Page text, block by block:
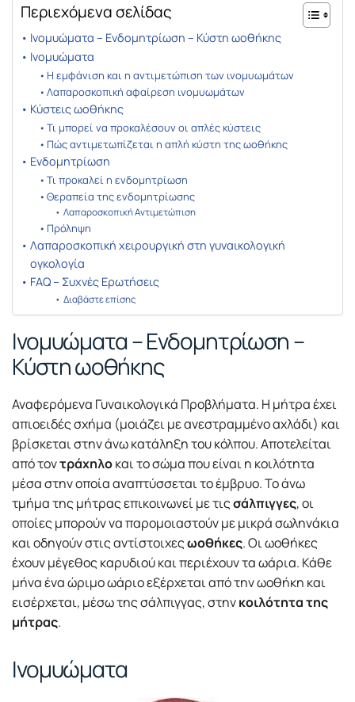
Περιεχόμενα σελίδας
Ινομυώματα – Ενδομητρίωση – Κύστη ωοθήκης
Ινομυώματα
Η εμφάνιση και η αντιμετώπιση των ινομυωμάτων
Λαπαροσκοπική αφαίρεση ινομυωμάτων
Κύστεις ωοθήκης
Τι μπορεί να προκαλέσουν οι απλές κύστεις
Πώς αντιμετωπίζεται η απλή κύστη της ωοθήκης
Ενδομητρίωση
Τι προκαλεί η ενδομητρίωση
Θεραπεία της ενδομητρίωσης
Λαπαροσκοπική Αντιμετώπιση
Πρόληψη
Λαπαροσκοπική χειρουργική στη γυναικολογική
ογκολογία
FAQ – Συχνές Ερωτήσεις
Διαβάστε επίσης
Ινομυώματα – Ενδομητρίωση –
Κύστη ωοθήκης
Αναφερόμενα Γυναικολογικά Προβλήματα. Η μήτρα έχει
απιοειδές σχήμα (μοιάζει με ανεστραμμένο αχλάδι) και
βρίσκεται στην άνω κατάληξη του κόλπου. Αποτελείται
από τοντράχηλοκαι το σώμα που είναι η κοιλότητα
μέσα στην οποία αναπτύσσεται το έμβρυο. Το άνω
τμήμα της μήτρας επικοινωνεί με τιςσάλπιγγες, οι
οποίες μπορούν να παρομοιαστούν με μικρά σωληνάκια
και οδηγούν στις αντίστοιχεςωοθήκες. Οι ωοθήκες
έχουν μέγεθος καρυδιού και περιέχουν τα ωάρια. Κάθε
μήνα ένα ώριμο ωάριο εξέρχεται από την ωοθήκη και
εισέρχεται, μέσω της σάλπιγγας, στηνκοιλότητα της
μήτρας.
Ινομυώματα